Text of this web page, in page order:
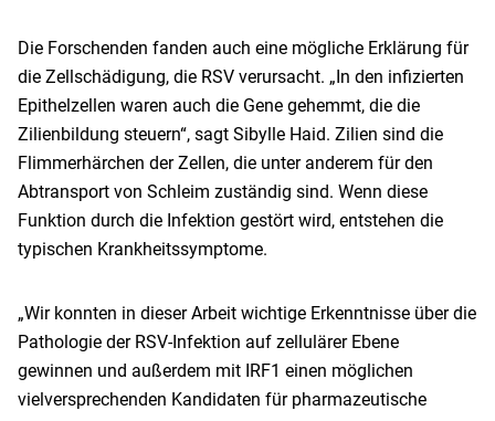
Die Forschenden fanden auch eine mögliche Erklärung für
die Zellschädigung, die RSV verursacht. „In den infizierten
Epithelzellen waren auch die Gene gehemmt, die die
Zilienbildung steuern“, sagt Sibylle Haid. Zilien sind die
Flimmerhärchen der Zellen, die unter anderem für den
Abtransport von Schleim zuständig sind. Wenn diese
Funktion durch die Infektion gestört wird, entstehen die
typischen Krankheitssymptome.
„Wir konnten in dieser Arbeit wichtige Erkenntnisse über die
Pathologie der RSV-Infektion auf zellulärer Ebene
gewinnen und außerdem mit IRF1 einen möglichen
vielversprechenden Kandidaten für pharmazeutische